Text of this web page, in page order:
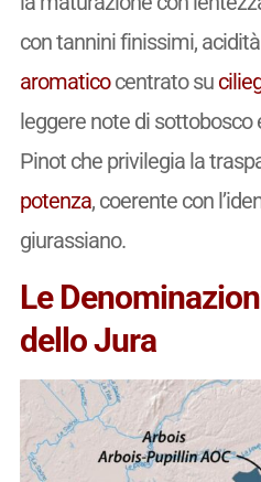
con tannini finissimi,
aromaticocentrato su
leggere note di sottobosco
Pinot che privilegia la
potenza, coerente con
giurassiano.
Le
dello Jura